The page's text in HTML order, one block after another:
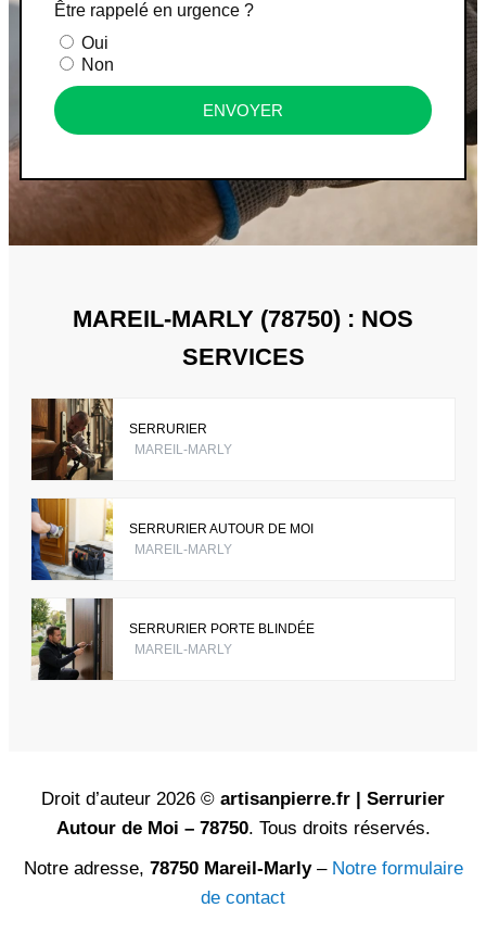
Être rappelé en urgence ?
Oui
Non
ENVOYER
MAREIL-MARLY (78750) : NOS
SERVICES
SERRURIER
MAREIL-MARLY
SERRURIER AUTOUR DE MOI
MAREIL-MARLY
SERRURIER PORTE BLINDÉE
MAREIL-MARLY
Droit d’auteur 2026 © artisanpierre.fr | Serrurier
Autour de Moi – 78750. Tous droits réservés.
Notre adresse, 78750 Mareil-Marly– Notre formulaire
de contact